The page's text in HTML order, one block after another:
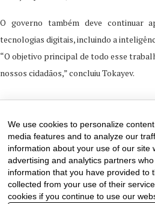
O governo também deve continuar
tecnologias digitais, incluindo a
“O objetivo principal de todo esse
nossos cidadãos,” concluiu Tokayev.
We use cookies to personalize
media features and to analyze our
information about your use of our site
advertising and analytics partners
information that you have provided to
collected from your use of their
cookies if you continue to use our